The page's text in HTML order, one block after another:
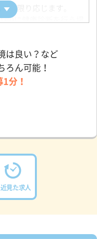
る限り応じます。
)に健康診断を行う場
は良い？など
ろん可能！
分！
見た求人